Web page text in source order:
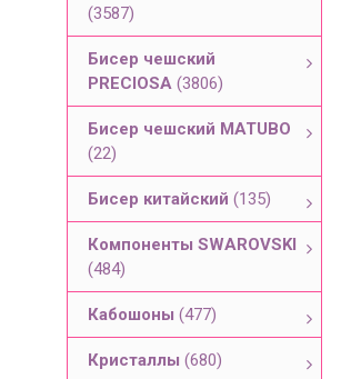
(3587)
Бисер чешский
PRECIOSA (3806)
Бисер чешский MATUBO
(22)
Бисер китайский (135)
Компоненты SWAROVSKI
(484)
Кабошоны (477)
Кристаллы (680)